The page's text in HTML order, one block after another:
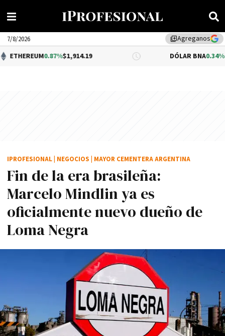
library_addAgreganos
7/8/2026
0.87%$1,914.19 DÓLAR BNA 0.34%$1,520.00
Fin de la era brasileña:
Marcelo Mindlin ya es
oficialmente nuevo dueño de
Loma Negra
IPROFESIONAL NEGOCIOS MAYOR CEMENTERA ARGENTINA